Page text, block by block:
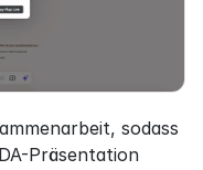
sodass
Präsentation